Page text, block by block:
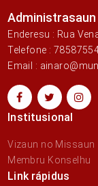
Enderesu : Rua
Telefone :
Email :
Institusional
Vizaun no Missaun
Membru Konselhu
Link rápidus